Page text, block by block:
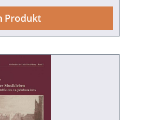
Wagner, Klaus Könner
155 S. mit 48, z.T.
Einband. Edition
978-3-924973-59-9.
13,90
Produkt